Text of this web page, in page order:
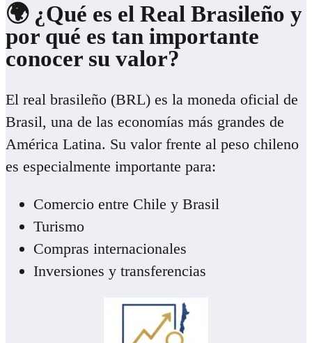
🌍 ¿Qué es el Real Brasileño y
por qué es tan importante
conocer su valor?
El real brasileño (BRL) es la moneda oficial de
Brasil, una de las economías más grandes de
América Latina. Su valor frente al peso chileno
es especialmente importante para:
Comercio entre Chile y Brasil
Turismo
Compras internacionales
Inversiones y transferencias